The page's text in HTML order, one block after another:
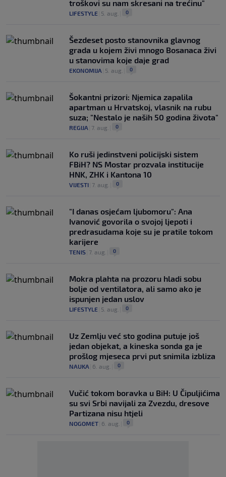
troškovi su nam skresani na trećinu"
LIFESTYLE 5. aug. 0
Šezdeset posto stanovnika glavnog
grada u kojem živi mnogo Bosanaca živi
u stanovima koje daje grad
EKONOMIJA 5. aug. 0
Šokantni prizori: Njemica zapalila
apartman u Hrvatskoj, vlasnik na rubu
suza; "Nestalo je naših 50 godina života"
REGIJA 7. aug. 0
Ko ruši jedinstveni policijski sistem
FBiH? NS Mostar prozvala institucije
HNK, ZHK i Kantona 10
VIJESTI 7. aug. 0
"I danas osjećam ljubomoru": Ana
Ivanović govorila o svojoj ljepoti i
predrasudama koje su je pratile tokom
karijere
TENIS 7. aug. 0
Mokra plahta na prozoru hladi sobu
bolje od ventilatora, ali samo ako je
ispunjen jedan uslov
LIFESTYLE 5. aug. 0
Uz Zemlju već sto godina putuje još
jedan objekat, a kineska sonda ga je
prošlog mjeseca prvi put snimila izbliza
NAUKA 6. aug. 0
Vučić tokom boravka u BiH: U Čipuljićima
su svi Srbi navijali za Zvezdu, dresove
Partizana nisu htjeli
NOGOMET 6. aug. 0